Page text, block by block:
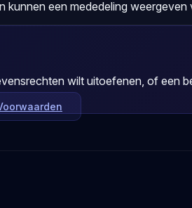
kunnen een mededeling weergeven
wilt uitoefenen, of een